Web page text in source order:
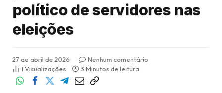
político de servidores nas
eleições
27 de abril de 2026
Nenhum comentário
1 Visualizações 3 Minutos de leitura